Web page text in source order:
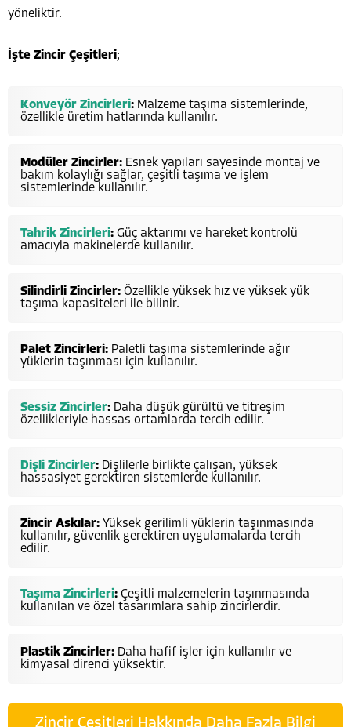
yöneliktir.
İşte Zincir Çeşitleri;
Konveyör Zincirleri: Malzeme taşıma sistemlerinde,
özellikle üretim hatlarında kullanılır.
Modüler Zincirler: Esnek yapıları sayesinde montaj ve
bakım kolaylığı sağlar, çeşitli taşıma ve işlem
sistemlerinde kullanılır.
Tahrik Zincirleri: Güç aktarımı ve hareket kontrolü
amacıyla makinelerde kullanılır.
Silindirli Zincirler: Özellikle yüksek hız ve yüksek yük
taşıma kapasiteleri ile bilinir.
Palet Zincirleri: Paletli taşıma sistemlerinde ağır
yüklerin taşınması için kullanılır.
Sessiz Zincirler: Daha düşük gürültü ve titreşim
özellikleriyle hassas ortamlarda tercih edilir.
Dişli Zincirler: Dişlilerle birlikte çalışan, yüksek
hassasiyet gerektiren sistemlerde kullanılır.
Zincir Askılar: Yüksek gerilimli yüklerin taşınmasında
kullanılır, güvenlik gerektiren uygulamalarda tercih
edilir.
Taşıma Zincirleri: Çeşitli malzemelerin taşınmasında
kullanılan ve özel tasarımlara sahip zincirlerdir.
Plastik Zincirler: Daha hafif işler için kullanılır ve
kimyasal direnci yüksektir.
Zincir Çeşitleri Hakkında Daha Fazla Bilgi